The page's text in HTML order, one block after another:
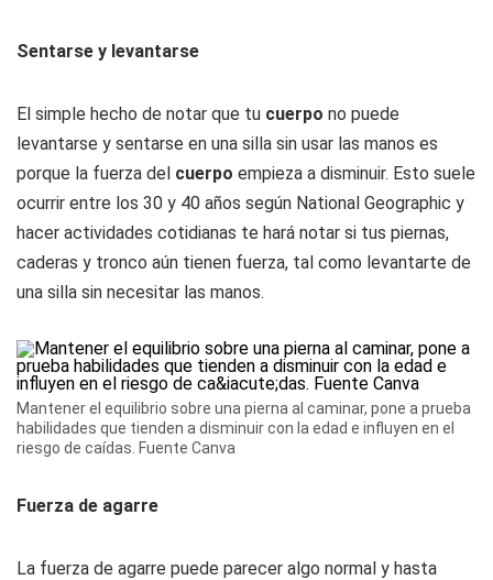
Sentarse y levantarse
El simple hecho de notar que tu cuerpo no puede
levantarse y sentarse en una silla sin usar las manos es
porque la fuerza del cuerpo empieza a disminuir. Esto suele
ocurrir entre los 30 y 40 años según National Geographic y
hacer actividades cotidianas te hará notar si tus piernas,
caderas y tronco aún tienen fuerza, tal como levantarte de
una silla sin necesitar las manos.
Mantener el equilibrio sobre una pierna al caminar, pone a prueba
habilidades que tienden a disminuir con la edad e influyen en el
riesgo de caídas. Fuente Canva
Fuerza de agarre
La fuerza de agarre puede parecer algo normal y hasta